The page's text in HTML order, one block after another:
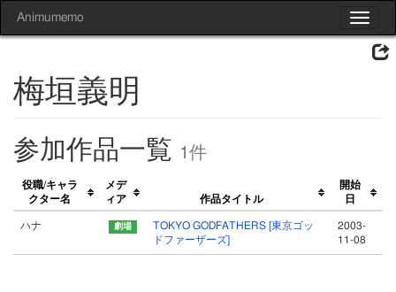
Toggle
Animumemo
梅垣義明
参加作品一覧 1件
役職/キャラ
クター名
メデ
ィア
作品タイトル
開始
日
ハナ
TOKYO GODFATHERS [東京ゴッ
ドファーザーズ]
2003-
11-08